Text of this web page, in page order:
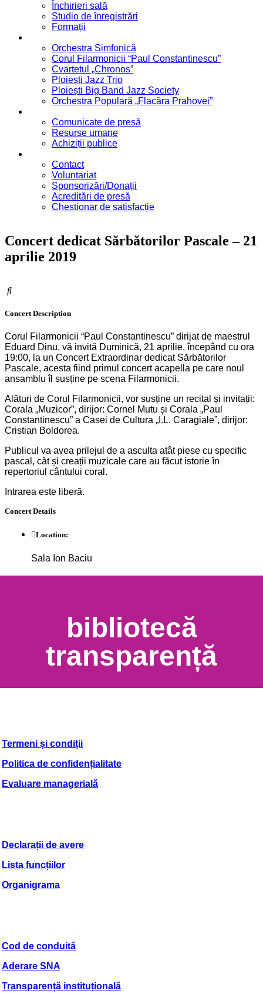
Închirieri sală
Studio de înregistrări
Formații
Orchestra Simfonică
Corul Filarmonicii “Paul Constantinescu”
Cvartetul „Chronos”
Ploiești Jazz Trio
Ploiești Big Band Jazz Society
Orchestra Populară „Flacăra Prahovei”
Comunicate de presă
Resurse umane
Achiziții publice
Contact
Voluntariat
Sponsorizări/Donații
Acreditări de presă
Chestionar de satisfacție
Concert dedicat Sărbătorilor Pascale – 21
aprilie 2019
Concert Description
Corul Filarmonicii “Paul Constantinescu” dirijat de maestrul
Eduard Dinu, vă invită Duminică, 21 aprilie, începând cu ora
19:00, la un Concert Extraordinar dedicat Sărbătorilor
Pascale, acesta fiind primul concert acapella pe care noul
ansamblu îl susține pe scena Filarmonicii.
Alături de Corul Filarmonicii, vor susține un recital și invitații:
Corala „Muzicor”, dirijor: Cornel Mutu și Corala „Paul
Constantinescu” a Casei de Cultura „I.L. Caragiale”, dirijor:
Cristian Boldorea.
Publicul va avea prilejul de a asculta atât piese cu specific
pascal, cât și creații muzicale care au făcut istorie în
repertoriul cântului coral.
Intrarea este liberă.
ConcertDetails
Location:
Sala Ion Baciu
bibliotecă
transparență
Termeni și condiții
Politica de confidențialitate
Evaluare managerială
Declarații de avere
Lista funcțiilor
Organigrama
Cod de conduită
Aderare SNA
Transparență instituțională